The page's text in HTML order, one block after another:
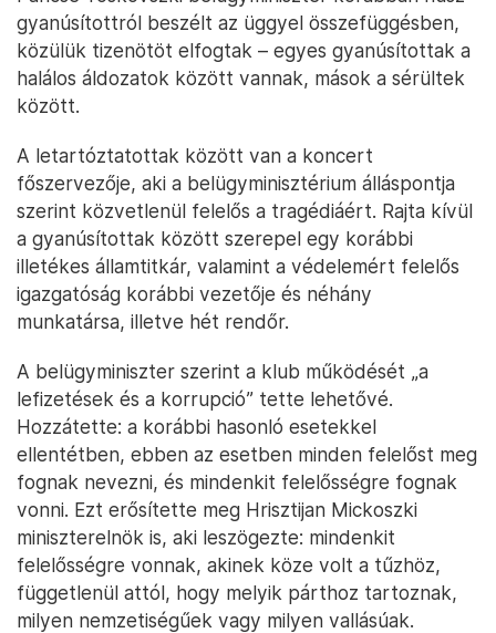
gyanúsítottról beszélt az üggyel összefüggésben,
közülük tizenötöt elfogtak – egyes gyanúsítottak a
halálos áldozatok között vannak, mások a sérültek
között.
A letartóztatottak között van a koncert
főszervezője, aki a belügyminisztérium álláspontja
szerint közvetlenül felelős a tragédiáért. Rajta kívül
a gyanúsítottak között szerepel egy korábbi
illetékes államtitkár, valamint a védelemért felelős
igazgatóság korábbi vezetője és néhány
munkatársa, illetve hét rendőr.
A belügyminiszter szerint a klub működését „a
lefizetések és a korrupció” tette lehetővé.
Hozzátette: a korábbi hasonló esetekkel
ellentétben, ebben az esetben minden felelőst meg
fognak nevezni, és mindenkit felelősségre fognak
vonni. Ezt erősítette meg Hrisztijan Mickoszki
miniszterelnök is, aki leszögezte: mindenkit
felelősségre vonnak, akinek köze volt a tűzhöz,
függetlenül attól, hogy melyik párthoz tartoznak,
milyen nemzetiségűek vagy milyen vallásúak.